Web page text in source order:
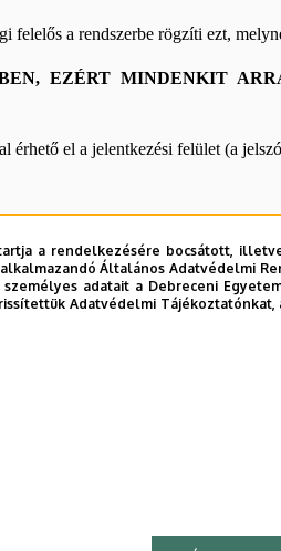
felelős a rendszerbe rögzíti ezt,
EZÉRT MINDENKIT
érhető el a jelentkezési felület (a
ellátva Lenténé Dr. Puskás
I. osztályú vagy válogatott
igazolása
a rendelkezésére bocsátott,
alkalmazandó Általános Adatvédelmi
adatait a Debreceni
Adatvédelmi